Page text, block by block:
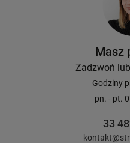
DO
Masz
Zadzwoń
Godziny
pn. - pt.
33